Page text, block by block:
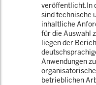
veröffentlicht.In
sind technische
inhaltliche
für die Auswahl
liegen der
Anwendungen
betrieblichen